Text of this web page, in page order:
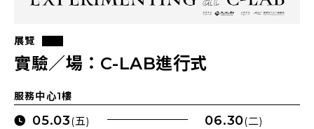
展覽
實驗／場：C-LAB進行式
服務中心1樓
05.03(五) 06.30(二)